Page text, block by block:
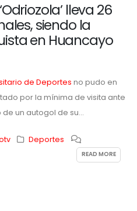
lleva 26
siendo la
en Huancayo
de Deportes no pudo en
por la mínima de visita ante
un autogol de su...
Deportes
READ MORE